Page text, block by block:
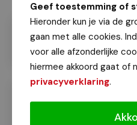
Geef toestemming of
Hieronder kun je via de
gaan met alle cookies.
voor alle afzonderlijke
hiermee akkoord gaat of
privacyverklaring.
Muskusratten in
teruggedrongen